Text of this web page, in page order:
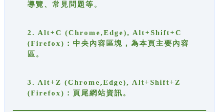
導覽、常見問題等。
2. Alt+C (Chrome,Edge), Alt+Shift+C
(Firefox)：中央內容區塊，為本頁主要內容
區。
3. Alt+Z (Chrome,Edge), Alt+Shift+Z
(Firefox)：頁尾網站資訊。